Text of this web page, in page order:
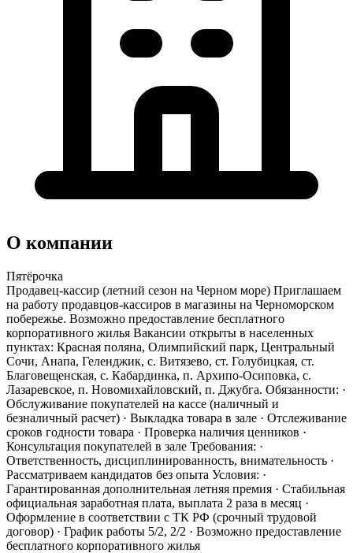
О компании
Пятёрочка
Продавец-кассир (летний сезон на Черном море) Приглашаем
на работу продавцов-кассиров в магазины на Черноморском
побережье. Возможно предоставление бесплатного
корпоративного жилья Вакансии открыты в населенных
пунктах: Красная поляна, Олимпийский парк, Центральный
Сочи, Анапа, Геленджик, с. Витязево, ст. Голубицкая, ст.
Благовещенская, с. Кабардинка, п. Архипо-Осиповка, с.
Лазаревское, п. Новомихайловский, п. Джубга. Обязанности: ·
Обслуживание покупателей на кассе (наличный и
безналичный расчет) · Выкладка товара в зале · Отслеживание
сроков годности товара · Проверка наличия ценников ·
Консультация покупателей в зале Требования: ·
Ответственность, дисциплинированность, внимательность ·
Рассматриваем кандидатов без опыта Условия: ·
Гарантированная дополнительная летняя премия · Стабильная
официальная заработная плата, выплата 2 раза в месяц ·
Оформление в соответствии с ТК РФ (срочный трудовой
договор) · График работы 5/2, 2/2 · Возможно предоставление
бесплатного корпоративного жилья